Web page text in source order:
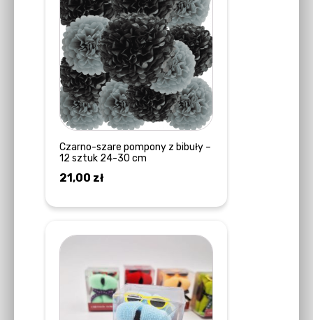
Czarno-szare pompony z bibuły –
12 sztuk 24-30 cm
21,00 zł
Ten
wariantów.